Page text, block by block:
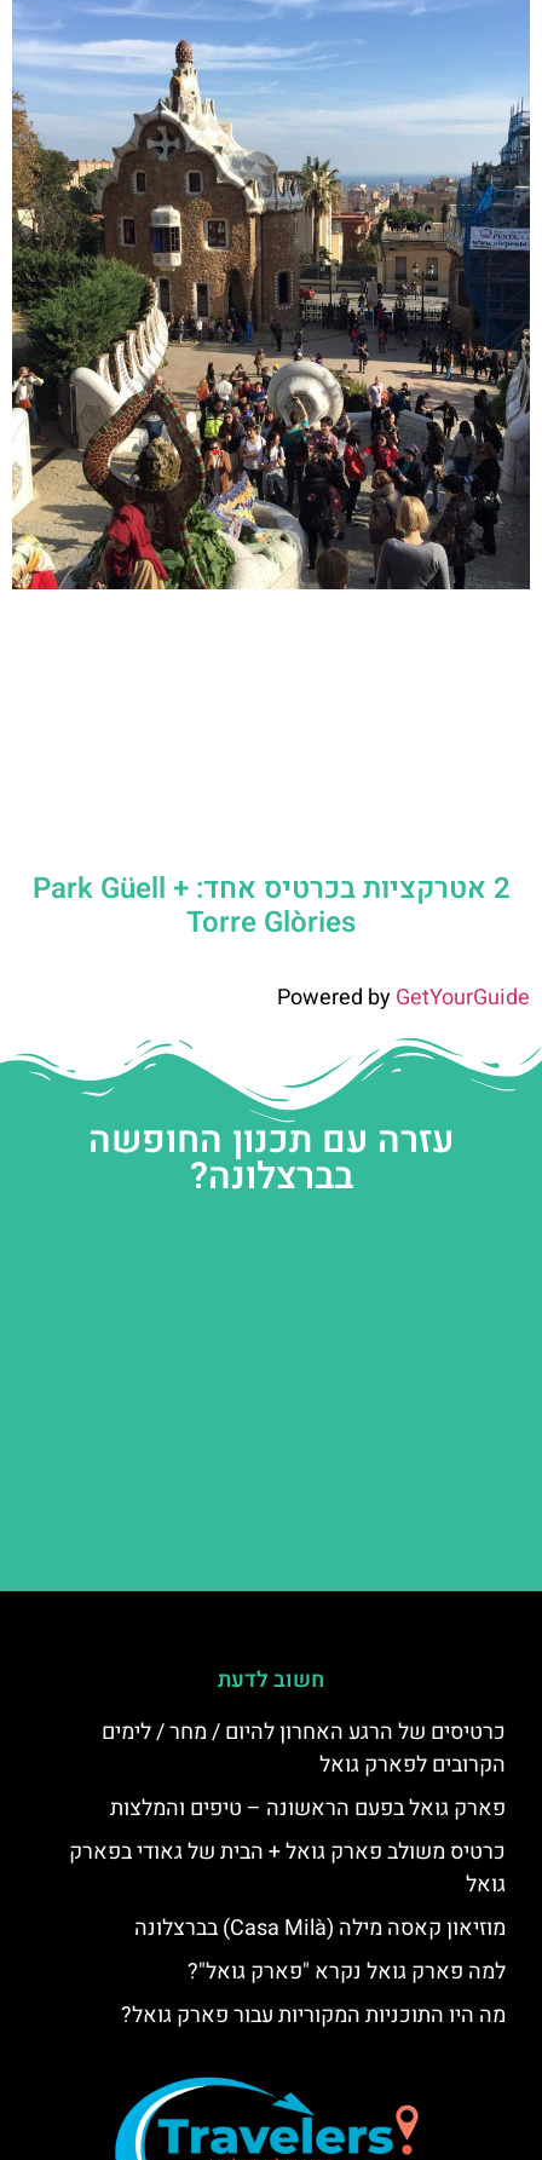
2 אטרקציות בכרטיס אחד: Park Güell +
Torre Glòries
Powered byGetYourGuide
עזרה עם תכנון החופשה
בברצלונה?
חשוב לדעת
כרטיסים של הרגע האחרון להיום / מחר / לימים
הקרובים לפארק גואל
פארק גואל בפעם הראשונה – טיפים והמלצות
כרטיס משולב פארק גואל + הבית של גאודי בפארק
גואל
מוזיאון קאסה מילה (Casa Milà) בברצלונה
למה פארק גואל נקרא "פארק גואל"?
מה היו התוכניות המקוריות עבור פארק גואל?